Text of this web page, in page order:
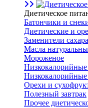
Диетическое
Батончики и
Диетические и
Заменители сахара
Масла
Мороженое
Низкокалорийные
Орехи и
Полезный завтрак
Прочее